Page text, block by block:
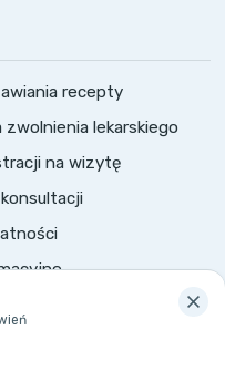
recepty
lekarskiego
na wizytę
przyszłość!